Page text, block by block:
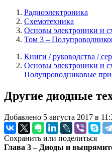
Радиоэлектроника
Схемотехника
Основы электроники и
Том 3 –
Книги / руководства /
Основы электроники и
Полупроводниковые
Другие диодные
Добавлено 5 августа 2017 в
Сохранить или поделиться
Глава 3 – Диоды и